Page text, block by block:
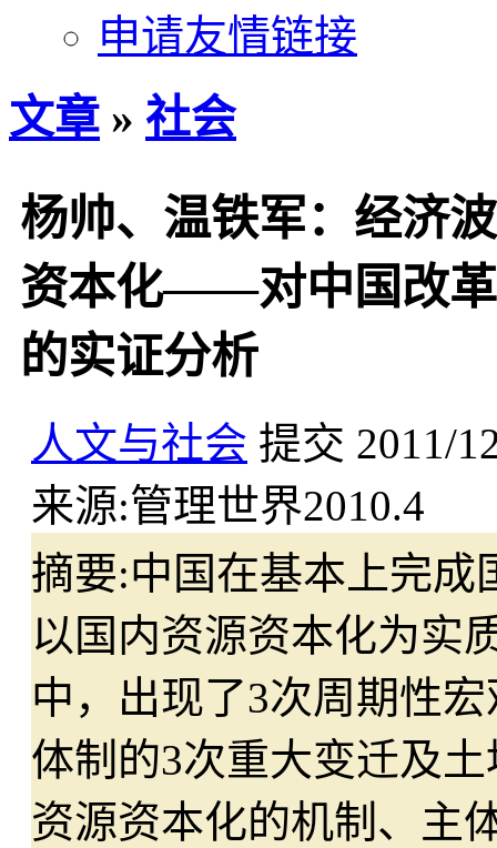
申请友情链接
文章 » 社会
杨帅、温铁军：经济
资本化——对中国改革
的实证分析
人文与社会 提交 2011/
来源:管理世界2010.4
摘要:中国在基本上完成
以国内资源资本化为实
中，出现了3次周期性
体制的3次重大变迁及
资源资本化的机制、主